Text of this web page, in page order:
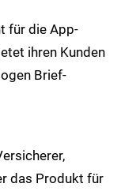
für die App-
ihren Kunden
Brief-
das Produkt für